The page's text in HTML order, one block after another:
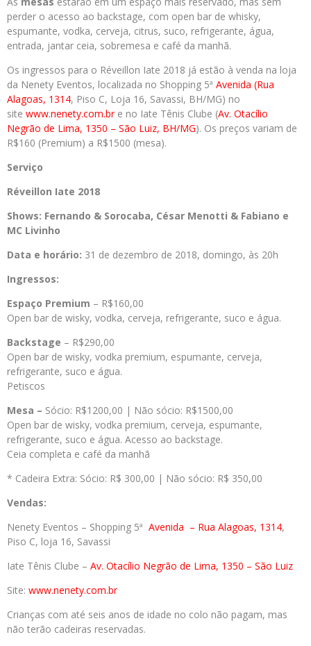
perder o acesso ao backstage, com open bar de whisky,
espumante, vodka, cerveja, citrus, suco, refrigerante, água,
entrada, jantar ceia, sobremesa e café da manhã.
Os ingressos para o Réveillon Iate 2018 já estão à venda na loja
da Nenety Eventos, localizada no Shopping 5ª Avenida (Rua
Alagoas, 1314, Piso C, Loja 16, Savassi, BH/MG) no
site www.nenety.com.bre no Iate Tênis Clube (Av. Otacílio
Negrão de Lima, 1350 – São Luiz, BH/MG). Os preços variam de
R$160 (Premium) a R$1500 (mesa).
Serviço
Réveillon Iate 2018
Shows: Fernando & Sorocaba, César Menotti & Fabiano e
MC Livinho
Data e horário: 31 de dezembro de 2018, domingo, às 20h
Ingressos:
Espaço Premium – R$160,00
Open bar de wisky, vodka, cerveja, refrigerante, suco e água.
Backstage – R$290,00
Open bar de wisky, vodka premium, espumante, cerveja,
refrigerante, suco e água.
Petiscos
Mesa – Sócio: R$1200,00 | Não sócio: R$1500,00
Open bar de wisky, vodka premium, cerveja, espumante,
refrigerante, suco e água. Acesso ao backstage.
Ceia completa e café da manhã
* Cadeira Extra: Sócio: R$ 300,00 | Não sócio: R$ 350,00
Vendas:
Nenety Eventos – Shopping 5ª Avenida – Rua Alagoas, 1314,
Piso C, loja 16, Savassi
Iate Tênis Clube – Av. Otacílio Negrão de Lima, 1350 – São Luiz
Site: www.nenety.com.br
Crianças com até seis anos de idade no colo não pagam, mas
não terão cadeiras reservadas.